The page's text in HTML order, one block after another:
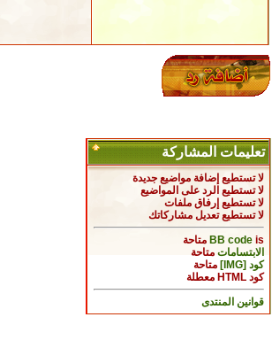
تعليمات المشاركة
لا تستطيع إضافة مواضيع جديدة
لا تستطيع الرد على المواضيع
لا تستطيع إرفاق ملفات
لا تستطيعتعديل مشاركاتك
BB codeis
متاحة
الابتسامات متاحة
كود [IMG]
متاحة
كود HTML
معطلة
قوانين المنتدى